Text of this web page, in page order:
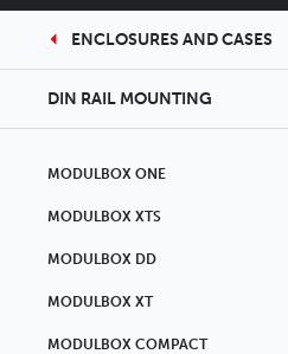
ENCLOSURES AND CASES
DIN RAIL MOUNTING
MODULBOX ONE
MODULBOX XTS
MODULBOX DD
MODULBOX XT
MODULBOX COMPACT